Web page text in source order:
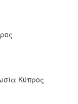
Κύπρος